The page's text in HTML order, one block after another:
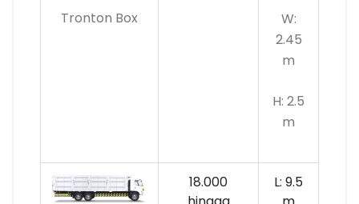
Tronton Box
W:
2.45
m
H: 2.5
m
18.000
L: 9.5